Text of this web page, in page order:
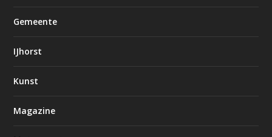
Gemeente
IJhorst
Kunst
Magazine